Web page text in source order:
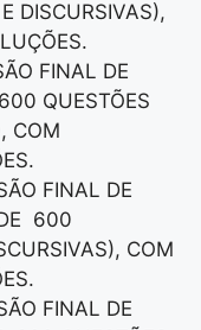
DISCURSIVAS),
FINAL DE
QUESTÕES
COM
FINAL DE
600
COM
FINAL DE